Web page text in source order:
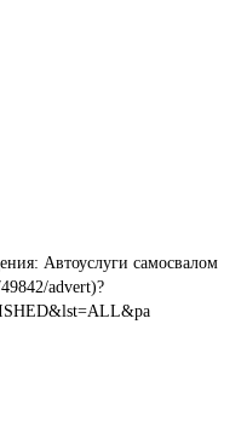
Автоуслуги самосвалом
advert)?